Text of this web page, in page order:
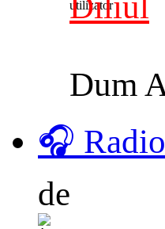
Dum
🎧
de